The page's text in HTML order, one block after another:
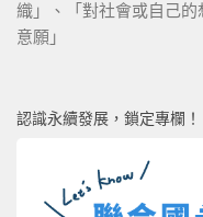
織」、「對社會或自己
意願」
認識永續發展，鎖定專欄！